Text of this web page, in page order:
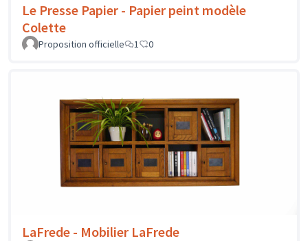
Le Presse Papier - Papier peint modèle
Colette
Proposition officielle 1 0
LaFrede - Mobilier LaFrede